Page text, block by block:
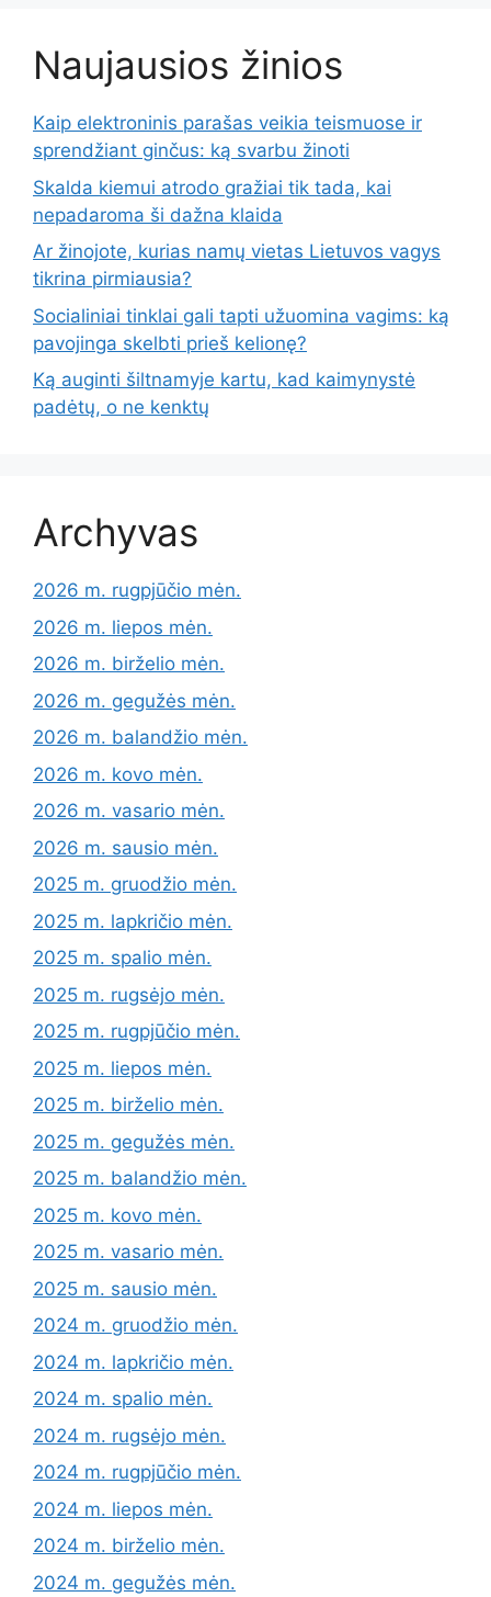
Naujausios žinios
Kaip elektroninis parašas veikia teismuose ir
sprendžiant ginčus: ką svarbu žinoti
Skalda kiemui atrodo gražiai tik tada, kai
nepadaroma ši dažna klaida
Ar žinojote, kurias namų vietas Lietuvos vagys
tikrina pirmiausia?
Socialiniai tinklai gali tapti užuomina vagims: ką
pavojinga skelbti prieš kelionę?
Ką auginti šiltnamyje kartu, kad kaimynystė
padėtų, o ne kenktų
Archyvas
2026 m. rugpjūčio mėn.
2026 m. liepos mėn.
2026 m. birželio mėn.
2026 m. gegužės mėn.
2026 m. balandžio mėn.
2026 m. kovo mėn.
2026 m. vasario mėn.
2026 m. sausio mėn.
2025 m. gruodžio mėn.
2025 m. lapkričio mėn.
2025 m. spalio mėn.
2025 m. rugsėjo mėn.
2025 m. rugpjūčio mėn.
2025 m. liepos mėn.
2025 m. birželio mėn.
2025 m. gegužės mėn.
2025 m. balandžio mėn.
2025 m. kovo mėn.
2025 m. vasario mėn.
2025 m. sausio mėn.
2024 m. gruodžio mėn.
2024 m. lapkričio mėn.
2024 m. spalio mėn.
2024 m. rugsėjo mėn.
2024 m. rugpjūčio mėn.
2024 m. liepos mėn.
2024 m. birželio mėn.
2024 m. gegužės mėn.